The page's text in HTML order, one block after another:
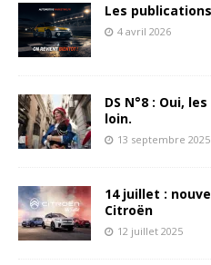
Les
4 avril 2026
DS N°8 : Oui,
loin.
13 septembre 2025
14 juillet :
Citroën
12 juillet 2025